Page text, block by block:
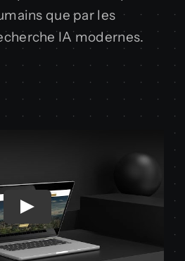
que par les
IA modernes.